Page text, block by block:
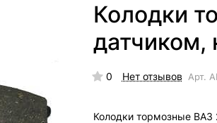
Колодки
датчиком,
0 Нет отзывов Арт.
Колодки тормозные ВАЗ